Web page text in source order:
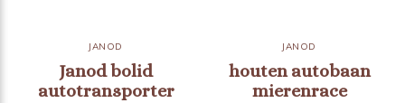
JANOD
Janod bolid
autotransporter
JANOD
houten autobaan
mierenrace